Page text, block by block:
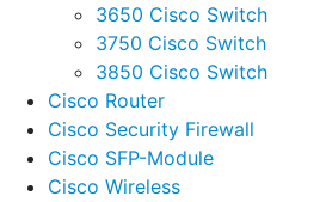
3650 Cisco Switch
3750 Cisco Switch
3850 Cisco Switch
Cisco Router
Cisco Security Firewall
Cisco SFP-Module
Cisco Wireless